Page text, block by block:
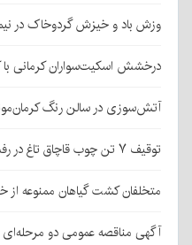
وزش باد و خیزش گردوخاک در
درخشش اسکیت‌سواران کرمانی
آتش‌سوزی در سالن رنگ
توقیف ۷ تن چوب قاچاق تاغ در رفسنجان
متخلفان کشت گیاهان ممنوعه
آگهی مناقصه عمومی دو مرحله‌ای به شماره ۰۵-